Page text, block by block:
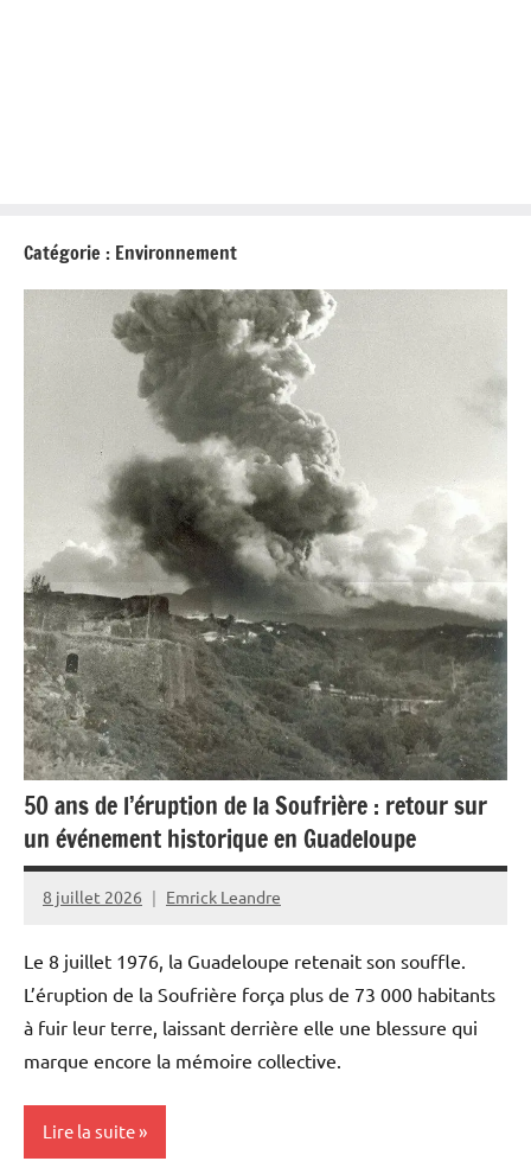
Catégorie : Environnement
50 ans de l’éruption de la Soufrière : retour sur
un événement historique en Guadeloupe
8 juillet 2026 Emrick Leandre
Le 8 juillet 1976, la Guadeloupe retenait son souffle.
L’éruption de la Soufrière força plus de 73 000 habitants
à fuir leur terre, laissant derrière elle une blessure qui
marque encore la mémoire collective.
Lire la suite